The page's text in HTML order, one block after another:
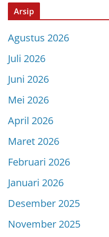
Arsip
Agustus 2026
Juli 2026
Juni 2026
Mei 2026
April 2026
Maret 2026
Februari 2026
Januari 2026
Desember 2025
November 2025